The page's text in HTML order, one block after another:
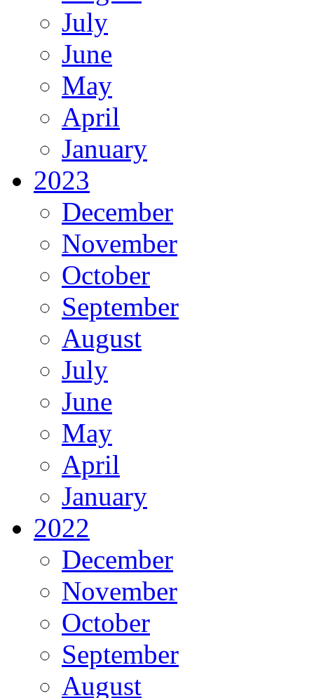
July
June
May
April
January
2023
December
November
October
September
August
July
June
May
April
January
2022
December
November
October
September
August